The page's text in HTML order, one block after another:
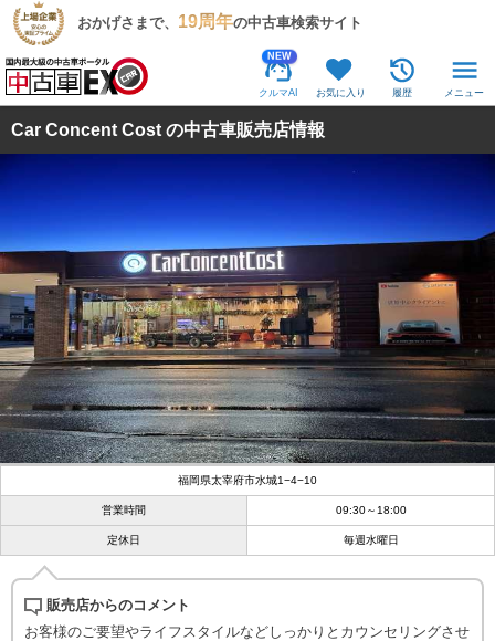
おかげさまで、 19周年の中古車検索サイト
NEW
クルマAI お気に入り 履歴 メニュー
Car Concent Cost の中古車販売店情報
福岡県太宰府市水城1−4−10
営業時間 09:30～18:00
定休日 毎週水曜日
販売店からのコメント
お客様のご要望やライフスタイルなどしっかりとカウンセリングさせ